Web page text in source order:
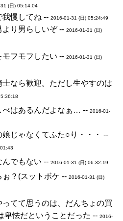
(日) 05:14:04
我慢してね -- 2016-01-31 (日) 05:24:49
り男らしいぞ -- 2016-01-31 (日)
フモフしたい -- 2016-01-31 (日)
なら歓迎。ただし生やすのは
べはあるんだよなぁ… -- 2016-01-
娘じゃなくてふた○り・・・ --
でもない -- 2016-01-31 (日) 06:32:19
ぉ？(スットボケ -- 2016-01-31 (日)
てて思うのは、だんちょの買
卑怯だということだった -- 2016-